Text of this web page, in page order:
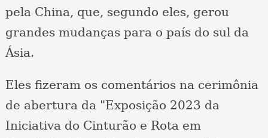
pela China, que, segundo eles, gerou
grandes mudanças para o país do sul da
Ásia.
Eles fizeram os comentários na cerimônia
de abertura da "Exposição 2023 da
Iniciativa do Cinturão e Rota em